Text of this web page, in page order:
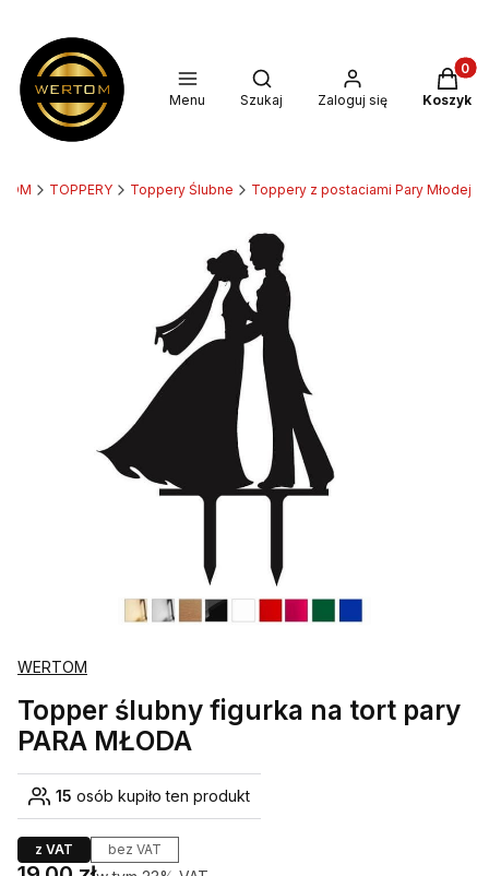
Menu
Otwórz wyszukiwarkę
Szukaj Zaloguj się Koszyk
TOPPERY Toppery Ślubne Toppery z postaciami Pary Młodej
WERTOM
Topper ślubny figurka na tort pary
PARA MŁODA
15 osób kupiło ten produkt
z VAT bez VAT